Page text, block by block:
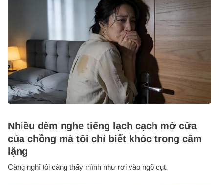
Nhiều đêm nghe tiếng lạch cạch mở cửa
của chồng mà tôi chỉ biết khóc trong câm
lặng
Càng nghĩ tôi càng thấy mình như rơi vào ngõ cụt.